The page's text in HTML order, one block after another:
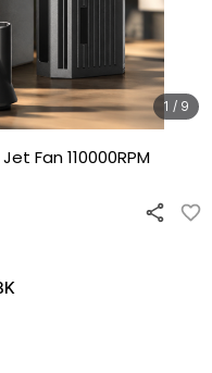
1 / 9
Fan 110000RPM